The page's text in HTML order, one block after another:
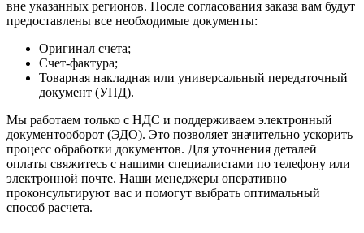
вне указанных регионов. После согласования заказа вам будут
предоставлены все необходимые документы:
Оригинал счета;
Счет-фактура;
Товарная накладная или универсальный передаточный
документ (УПД).
Мы работаем только с НДС и поддерживаем электронный
документооборот (ЭДО). Это позволяет значительно ускорить
процесс обработки документов. Для уточнения деталей
оплаты свяжитесь с нашими специалистами по телефону или
электронной почте. Наши менеджеры оперативно
проконсультируют вас и помогут выбрать оптимальный
способ расчета.